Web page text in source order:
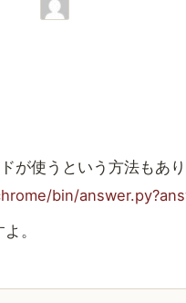
が使うという方法もあり
bin/
。